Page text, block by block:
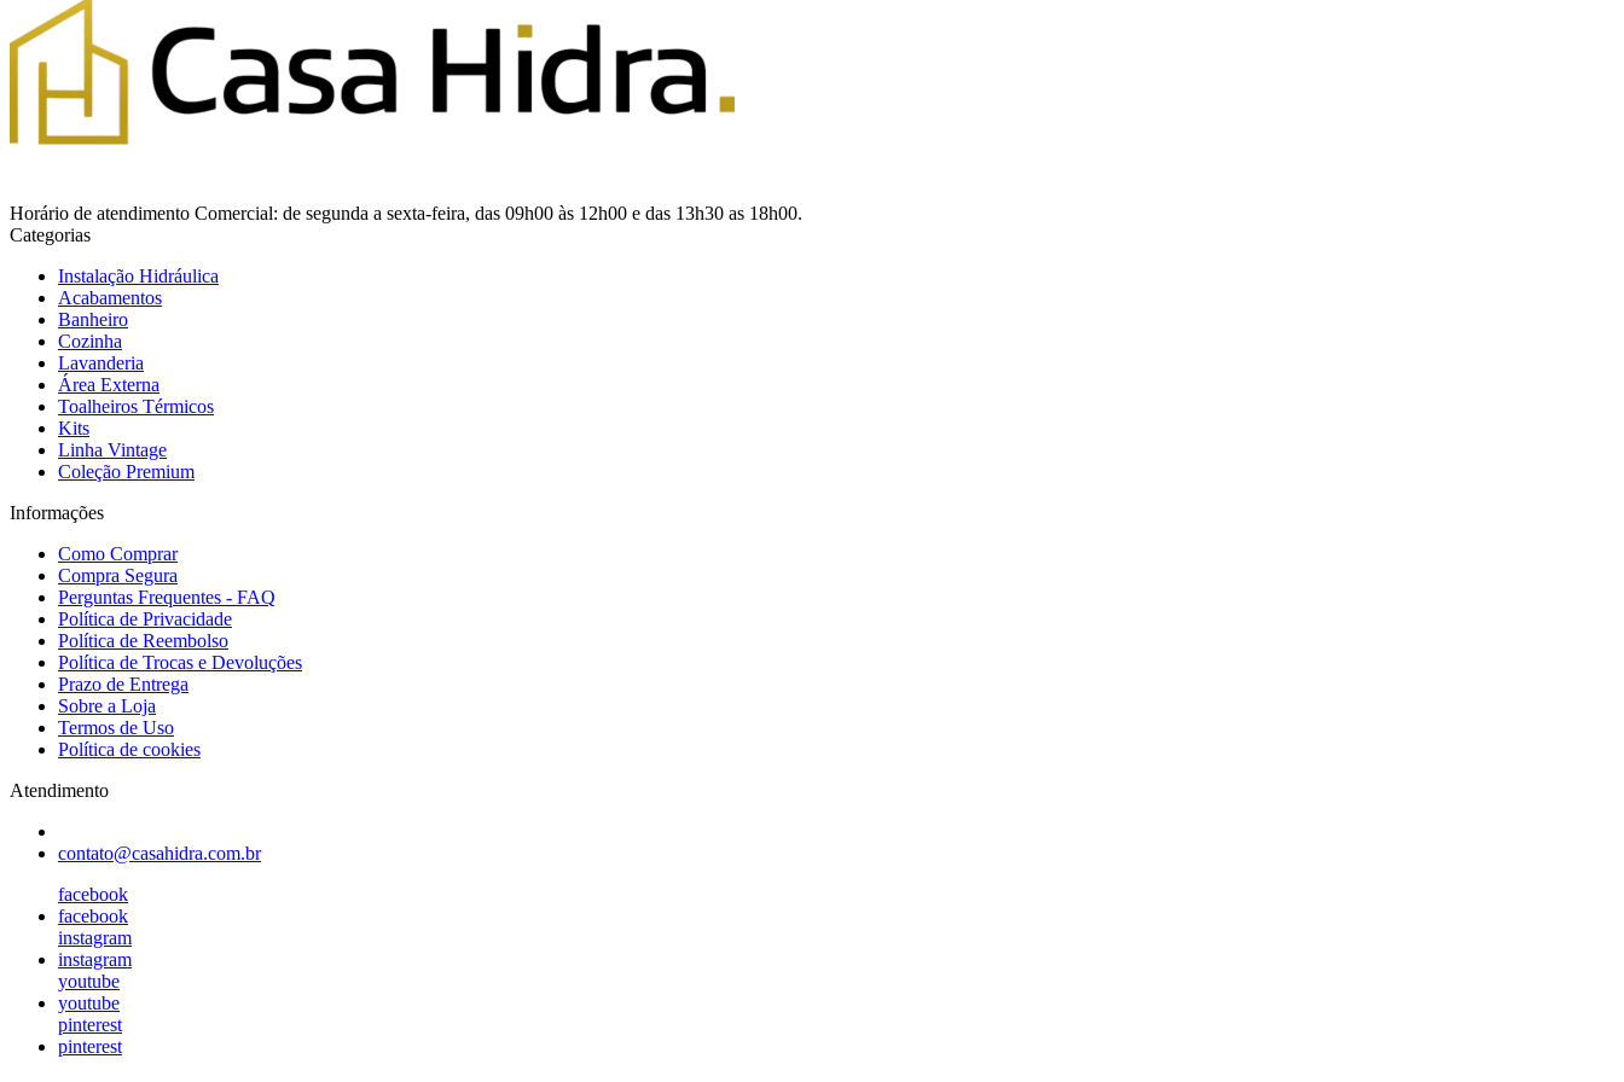
Horário de atendimento Comercial: de segunda a sexta-feira, das 09h00 às 12h00 e das 13h30 as 18h00.
Categorias
Instalação Hidráulica
Acabamentos
Banheiro
Cozinha
Lavanderia
Área Externa
Toalheiros Térmicos
Kits
Linha Vintage
Coleção Premium
Informações
Como Comprar
Compra Segura
Perguntas Frequentes - FAQ
Política de Privacidade
Política de Reembolso
Política de Trocas e Devoluções
Prazo de Entrega
Sobre a Loja
Termos de Uso
Política de cookies
Atendimento
contato@casahidra.com.br
facebook
facebook
instagram
instagram
youtube
youtube
pinterest
pinterest